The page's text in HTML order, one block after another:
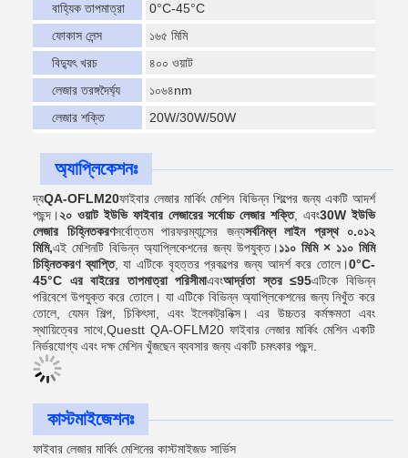
বাহ্যিক তাপমাত্রা
0°C-45°C
ফোকাস লেন্স
১৬৫ মিমি
বিদ্যুৎ খরচ
৪০০ ওয়াট
লেজার তরঙ্গদৈর্ঘ্য
১০৬৪nm
লেজার শক্তি
20W/30W/50W
অ্যাপ্লিকেশনঃ
দ্যQA-OFLM20ফাইবার লেজার মার্কিং মেশিন বিভিন্ন শিল্পের জন্য একটি আদর্শ
পছন্দ।২০ ওয়াট ইউভি ফাইবার লেজারের সর্বোচ্চ লেজার শক্তি, এবং30W ইউভি
লেজার চিহ্নিতকরণসর্বোত্তম পারফরম্যান্সের জন্যসর্বনিম্ন লাইন প্রস্থ ০.০১২
মিমি,এই মেশিনটি বিভিন্ন অ্যাপ্লিকেশনের জন্য উপযুক্ত।১১০ মিমি × ১১০ মিমি
চিহ্নিতকরণ ব্যাপ্তি, যা এটিকে বৃহত্তর প্রকল্পের জন্য আদর্শ করে তোলে।0°C-
45°C এর বাইরের তাপমাত্রা পরিসীমাএবংআর্দ্রতা স্তর ≤95এটিকে বিভিন্ন
পরিবেশে উপযুক্ত করে তোলে। যা এটিকে বিভিন্ন অ্যাপ্লিকেশনের জন্য নিখুঁত করে
তোলে, যেমন শিল্প, চিকিৎসা, এবং ইলেকট্রনিক্স। এর উচ্চতর কর্মক্ষমতা এবং
স্থায়িত্বের সাথে,Questt QA-OFLM20 ফাইবার লেজার মার্কিং মেশিন একটি
নির্ভরযোগ্য এবং দক্ষ মেশিন খুঁজছেন ব্যবসার জন্য একটি চমৎকার পছন্দ.
কাস্টমাইজেশনঃ
ফাইবার লেজার মার্কিং মেশিনের কাস্টমাইজড সার্ভিস